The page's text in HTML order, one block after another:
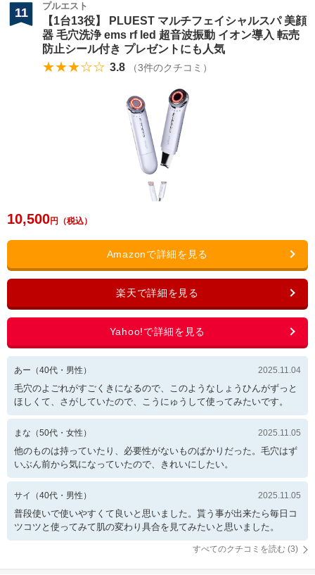
11 プルエスト
【1台13役】 PLUEST マルチフェイシャルスパ 美顔
器 毛穴洗浄 ems rf led 超音波振動 イオン導入 転売
防止シール付き プレゼントにも人気
★★★☆☆ 3.8 （3件のクチコミ）
10,500
あー （40代・ 男性 ） 2025.11.04
毛穴のよごれがすごくきになるので、このようなしょうひんがずっと
ほしくて、さがしていたので、こうにゅうして使ってみたいです。
まな （50代・ 女性 ） 2025.11.05
他のものは持っていたり、必要性がないものばかりだった。毛穴はず
いぶん前から気になっていたので、きれいにしたい。
サイ （40代・ 男性 ） 2025.11.05
普段使いで使いやすくて良いと思いました。貰う事が出来たら毎日コ
ツコツと使ってみて肌の変わり具合を見てみたいと思いました。
すべてのクチコミを読む (3)